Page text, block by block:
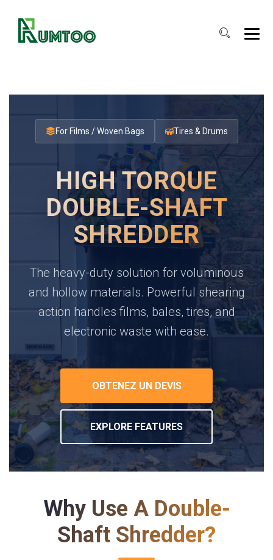
For Films / Woven Bags Tires & Drums
HIGH TORQUE
DOUBLE-SHAFT
SHREDDER
The heavy-duty solution for voluminous
and hollow materials. Powerful shearing
action handles films, bales, tires, and
electronic waste with ease.
OBTENEZ UN DEVIS
EXPLORE FEATURES
Why Use A Double-
Shaft Shredder?